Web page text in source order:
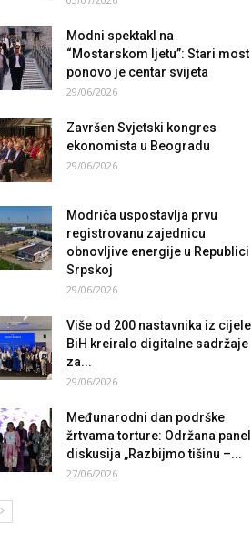
Modni spektakl na
“Mostarskom ljetu”: Stari most
ponovo je centar svijeta
29/06/2026
Završen Svjetski kongres
ekonomista u Beogradu
29/06/2026
Modriča uspostavlja prvu
registrovanu zajednicu
obnovljive energije u Republici
Srpskoj
29/06/2026
Više od 200 nastavnika iz cijele
BiH kreiralo digitalne sadržaje
za...
29/06/2026
Međunarodni dan podrške
žrtvama torture: Održana panel
diskusija „Razbijmo tišinu –...
27/06/2026